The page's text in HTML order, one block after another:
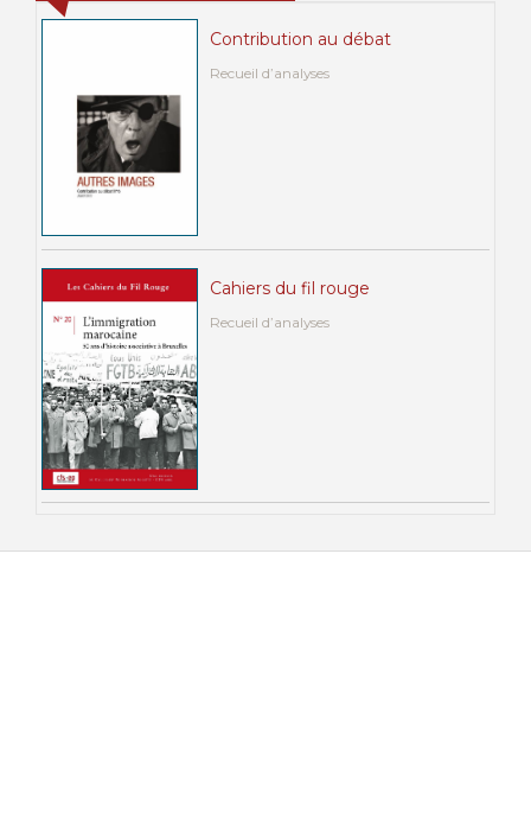
Contribution au débat
Recueil d’analyses
Cahiers du fil rouge
Recueil d’analyses